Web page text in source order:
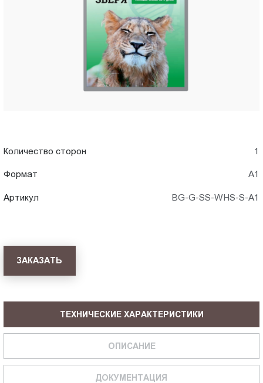
Стерлитамаке
Количество сторон 1
Формат А1
Артикул BG-G-SS-WHS-S-A1
ЗАКАЗАТЬ
ТЕХНИЧЕСКИЕ ХАРАКТЕРИСТИКИ
ОПИСАНИЕ
ДОКУМЕНТАЦИЯ